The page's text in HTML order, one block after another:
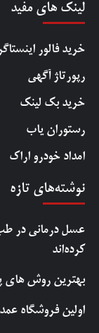
لینک های مفید
خرید فالور
رپورتاژ آگهی
خرید بک لینک
رستوران یاب
امداد خودرو اراک
نوشته‌های تازه
عسل درمانی در
کرده‌اند
بهترین روش‌ های
اولین فروشگاه